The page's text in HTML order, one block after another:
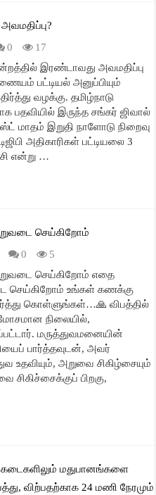
0
17
இரண்டாவது அவமதிப்பு
பட்டியல் அனுப்பியும்
வழக்கு. தமிழ்நாடு
பதவியில் இருந்த சங்கர் ஜிவால்
இறுதி நாளோடு நிறைவு
அதிகாரிகள் பட்டியலை 3
என்று …
செய்கிறோம்
0
5
செய்கிறோம் எதை
செய்கிறோம் உங்கள் கணக்கு
கொள்ளுங்கள்…🙏 விபத்தில்
நிலையில்,
மருத்துவமனையின்
பார்த்தவுடன், அவர்
உதவியும், அறுவை சிகிழ்சையும்
பிறகு,
மதுபானங்களை
விற்பதற்காக 24 மணி நேரமும்